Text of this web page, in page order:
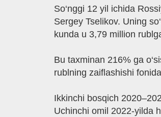
So‘nggi 12 yil ichida
Sergey Tselikov. Uning
kunda u 3,79 million
Bu taxminan 216% ga
rublning zaiflashishi
Ikkinchi bosqich
Uchinchi omil 2022-yilda